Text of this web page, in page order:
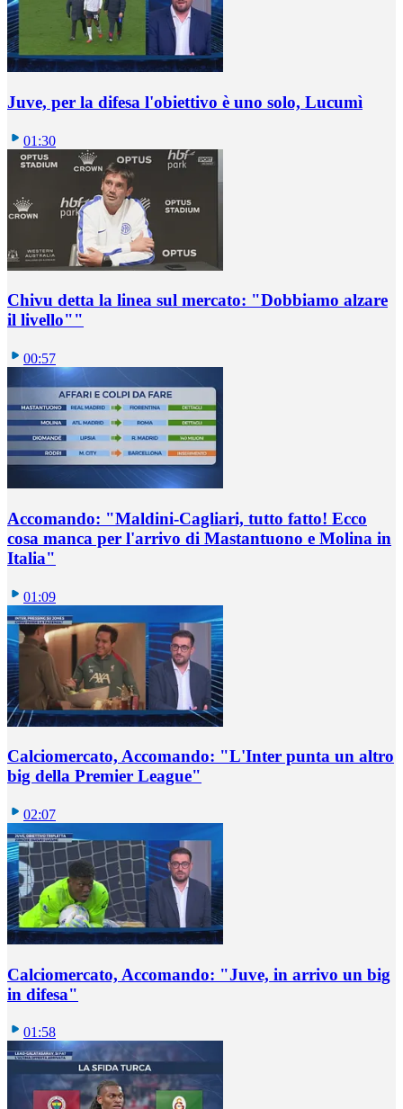
Juve, per la difesa l'obiettivo è uno solo, Lucumì
01:30
Chivu detta la linea sul mercato: "Dobbiamo alzare
il livello""
00:57
Accomando: "Maldini-Cagliari, tutto fatto! Ecco
cosa manca per l'arrivo di Mastantuono e Molina in
Italia"
01:09
Calciomercato, Accomando: "L'Inter punta un altro
big della Premier League"
02:07
Calciomercato, Accomando: "Juve, in arrivo un big
in difesa"
01:58